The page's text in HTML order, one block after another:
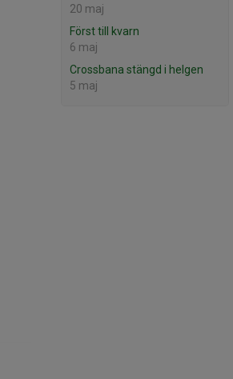
20 maj
Först till kvarn
6 maj
Crossbana stängd i helgen
5 maj